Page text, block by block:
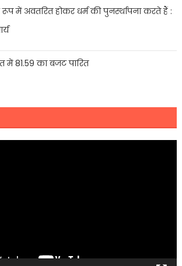
में अवतरित होकर धर्म की पुनर्स्थापना करते हैं :
में 81.59 का बजट पारित